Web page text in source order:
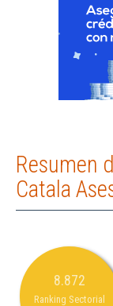
Resumen
Catala
8.872
Ranking Sectorial